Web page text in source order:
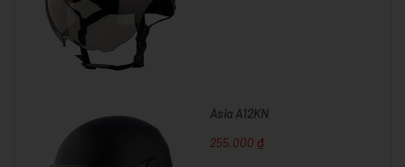
Asia A12KN
255,000 ₫